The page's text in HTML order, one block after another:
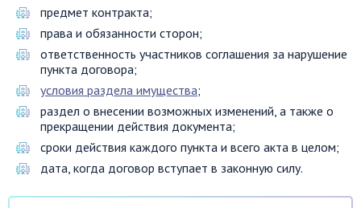
предмет контракта;
права и обязанности сторон;
ответственность участников соглашения за нарушение
пункта договора;
условия раздела имущества;
раздел о внесении возможных изменений, а также о
прекращении действия документа;
сроки действия каждого пункта и всего акта в целом;
дата, когда договор вступает в законную силу.